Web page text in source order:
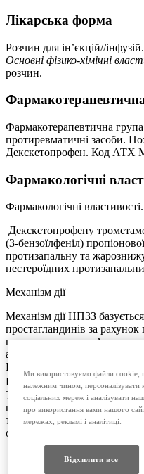
Лікарська форма
Розчин для ін’єкцій//
Основні фізико-хімічні
розчин.
Фармакотерапевтична
протиревматичні засоби.
Декскетопрофен. Код АТХ
Фармакологічні
Фармакологічні властивості.
Декскетопрофену
(3-бензоїлфеніл)
протизапальну та
нестероїдних
Механізм дії
Механізм дії НПЗЗ
простагландинів за
циклооксигенази. Зокрема,
арахідонової кислоти у
PGH2, з яких утворюються
PGF2, PGD2, а також
ТхА2 і ТхВ2. Крім цього,
простагландинів може
такі як кініни, що може
основну дію препарату.
Фармакодинаміка.
Ми використовуємо файли cookie,
належним чином, персоналізувати
соціальних мереж і аналізувати
про використання вами нашого
мережах, рекламі і аналітиці.
Відхилити все